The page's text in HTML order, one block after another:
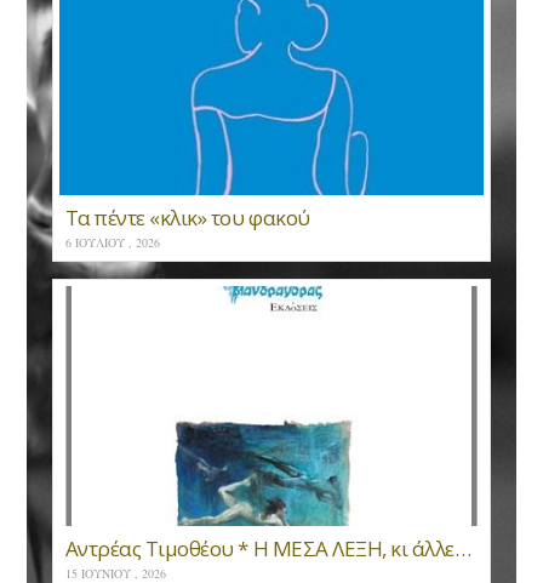
Τα πέντε «κλικ» του φακού
6 ΙΟΥΛΊΟΥ , 2026
Αντρέας Τιμοθέου * Η ΜΕΣΑ ΛΕΞΗ, κι άλλες ιστορίες του βυθού
15 ΙΟΥΝΊΟΥ , 2026